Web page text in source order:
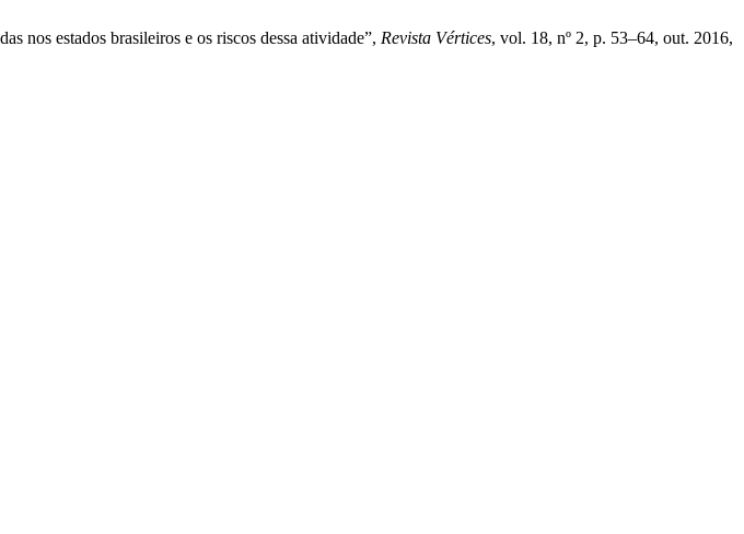
nos estados brasileiros e os riscos dessa atividade”, Revista Vértices, vol. 18, nº 2, p. 53–64, out. 2016,